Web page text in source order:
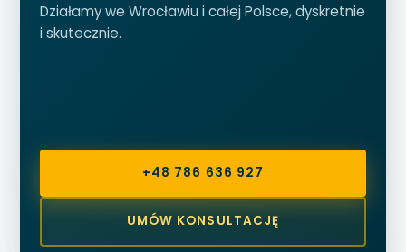
Działamy we Wrocławiu i całej Polsce, dyskretnie
i skutecznie.
+48 786 636 927
UMÓW KONSULTACJĘ